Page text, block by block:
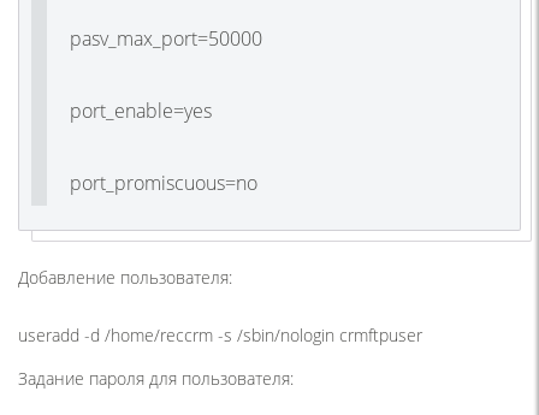
pasv_max_port=50000
port_enable=yes
port_promiscuous=no
Добавление пользователя:
useradd -d /home/reccrm -s /sbin/nologin crmftpuser
Задание пароля для пользователя: